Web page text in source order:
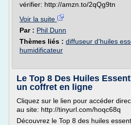
vérifier: http://amzn.to/2qQg9tn
Voir la suite
Par : Phil Dunn
Thèmes liés : diffuseur d'huiles
humidificateur
Le Top 8 Des Huiles
un coffret en ligne
Cliquez sur le lien pour accéder
au site: http://tinyurl.com/hoqc68q
Découvrez le Top 8 des huiles